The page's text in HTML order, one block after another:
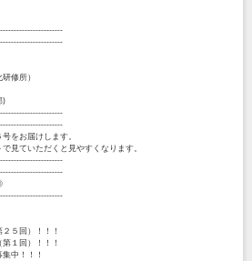
修所）
)
をお届けします。
見ていただくと見やすくなります。
５回）！！！
１回）！！！
中！！！